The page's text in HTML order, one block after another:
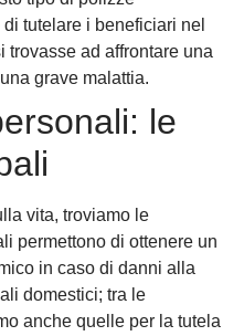
tutelare i beneficiari nel
trovasse ad affrontare una
grave malattia.
le
vita, troviamo le
permettono di ottenere un
in caso di danni alla
domestici; tra le
anche quelle per la tutela